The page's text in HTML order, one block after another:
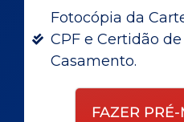
Fotocópia da
CPF e Certidão
Casamento.
FAZER